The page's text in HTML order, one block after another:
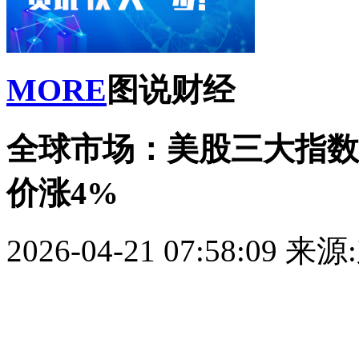
MORE 图说财经
全球市场：美股三大指
价涨4%
2026-04-21 07:58:09 来源